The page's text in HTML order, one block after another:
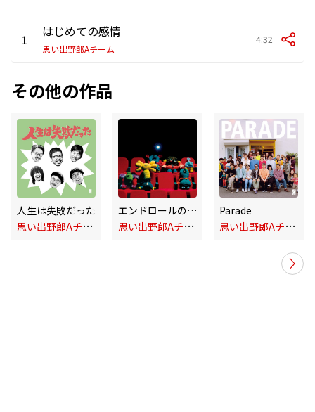
1 はじめての感情
思い出野郎Aチーム
4:32
その他の作品
人生は失敗だった
思
い出野郎Aチーム
エンドロールの後に
思
い出野郎Aチーム
Parade
思
い出野郎Aチーム